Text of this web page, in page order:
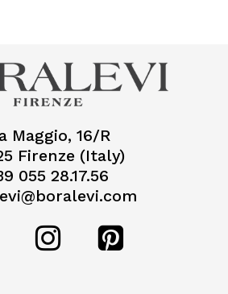
Maggio, 16/R
Firenze (Italy)
055 28.17.56